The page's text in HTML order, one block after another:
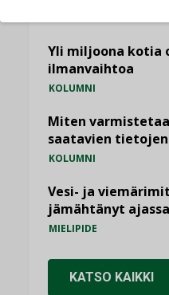
Yli miljoona kotia
ilmanvaihtoa
KOLUMNI
Miten
saatavien
KOLUMNI
Vesi- ja
jämähtänyt
MIELIPIDE
KATSO KAIKKI